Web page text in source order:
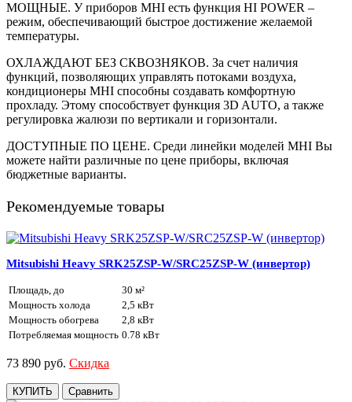
МОЩНЫЕ. У приборов MHI есть функция HI POWER –
режим, обеспечивающий быстрое достижение желаемой
температуры.
ОХЛАЖДАЮТ БЕЗ СКВОЗНЯКОВ. За счет наличия
функций, позволяющих управлять потоками воздуха,
кондиционеры MHI способны создавать комфортную
прохладу. Этому способствует функция 3D AUTO, а также
регулировка жалюзи по вертикали и горизонтали.
ДОСТУПНЫЕ ПО ЦЕНЕ. Среди линейки моделей MHI Вы
можете найти различные по цене приборы, включая
бюджетные варианты.
Рекомендуемые товары
Mitsubishi Heavy SRK25ZSP-W/SRC25ZSP-W (инвертор)
Площадь, до
30 м²
Мощность холода
2,5 кВт
Мощность обогрева
2,8 кВт
Потребляемая мощность 0.78 кВт
73 890 руб. Скидка
КУПИТЬ Сравнить